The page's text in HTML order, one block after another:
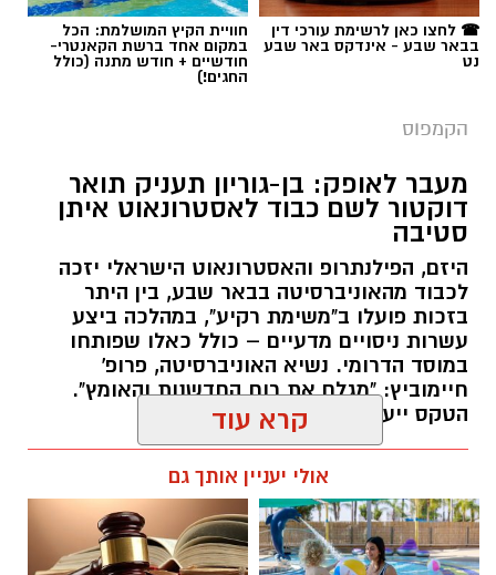
☎ לחצו כאן לרשימת עורכי דין
בבאר שבע - אינדקס באר שבע
נט
חוויית הקיץ המושלמת: הכל
במקום אחד ברשת הקאנטרי-
חודשיים + חודש מתנה (כולל
החגים!)
הקמפוס
מעבר לאופק: בן-גוריון תעניק תואר
דוקטור לשם כבוד לאסטרונאוט איתן
סטיבה
היזם, הפילנתרופ והאסטרונאוט הישראלי יזכה
לכבוד מהאוניברסיטה בבאר שבע, בין היתר
בזכות פועלו ב"משימת רקיע", במהלכה ביצע
עשרות ניסויים מדעיים – כולל כאלו שפותחו
במוסד הדרומי. נשיא האוניברסיטה, פרופ'
חיימוביץ: "מגלם את רוח החדשנות והאומץ".
הטקס ייערך באוקטובר הקרוב.
קרא עוד
אולי יעניין אותך גם